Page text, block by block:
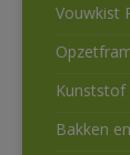
Vouwkist
Bakken